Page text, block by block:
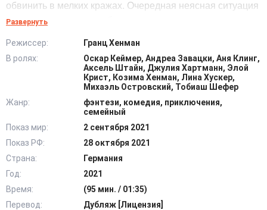
обвинить в мелких кражах. Очередная неясная ситуация
заставила оказаться в безвыходном положении тех, кто
теперь ребята обязаны разыскать волшебный шар,
чтобы вернуть себе прежние размеры. А насколько
сложно существовать в состоянии беспомощной
букашки, старшеклассники скоро ощутят на своей
"шкуре". Справятся ли сорванцы с экстремальным
летальный исход, если не консолидировать усилия,
направленные на спасение? @Filmix.fan
Развернуть
Режиссер:
Гранц Хенман
В ролях:
Оскар Кеймер, Андреа Завацки, Аня Клинг,
Аксель Штайн, Джулия Хартманн, Элой
Крист, Козима Хенман, Лина Хускер,
Михаэль Островский, Тобиаш Шефер
Жанр:
фэнтези, комедия, приключения,
семейный
Показ мир:
2 сентября 2021
Показ РФ:
28 октября 2021
Страна:
Германия
Год:
2021
Время:
(95 мин. / 01:35)
Перевод:
Дубляж [Лицензия]